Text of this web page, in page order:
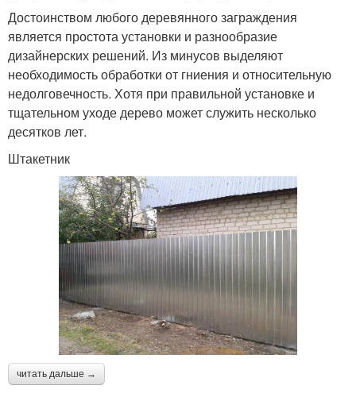
Достоинством любого деревянного заграждения
является простота установки и разнообразие
дизайнерских решений. Из минусов выделяют
необходимость обработки от гниения и относительную
недолговечность. Хотя при правильной установке и
тщательном уходе дерево может служить несколько
десятков лет.
Штакетник
читать дальше →